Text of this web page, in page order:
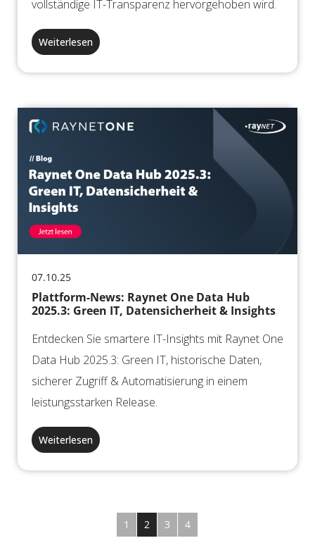
vollständige IT-Transparenz hervorgehoben wird.
Weiterlesen
07.10.25
Plattform-News: Raynet One Data Hub
2025.3: Green IT, Datensicherheit & Insights
Entdecken Sie smartere IT-Insights mit Raynet One
Data Hub 2025.3: Green IT, historische Daten,
sicherer Zugriff & Automatisierung in einem
leistungsstarken Release.
Weiterlesen
1 2 3 4